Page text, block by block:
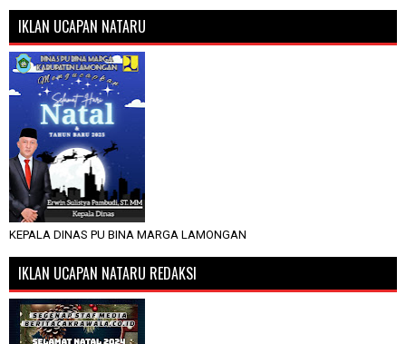
IKLAN UCAPAN NATARU
KEPALA DINAS PU BINA MARGA LAMONGAN
IKLAN UCAPAN NATARU REDAKSI